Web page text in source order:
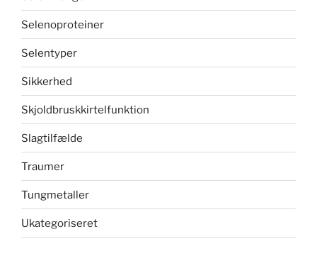
Selenoproteiner
Selentyper
Sikkerhed
Skjoldbruskkirtelfunktion
Slagtilfælde
Traumer
Tungmetaller
Ukategoriseret